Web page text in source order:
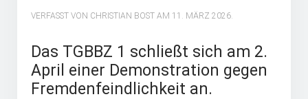
VERFASST VON CHRISTIAN BOST AM 11. MÄRZ 2026.
Das TGBBZ 1 schließt sich am 2.
April einer Demonstration gegen
Fremdenfeindlichkeit an.